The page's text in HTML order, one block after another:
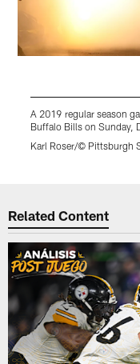
A 2019 regular season
Buffalo Bills on Sunday,
Karl Roser/© Pittsburgh
Related Content